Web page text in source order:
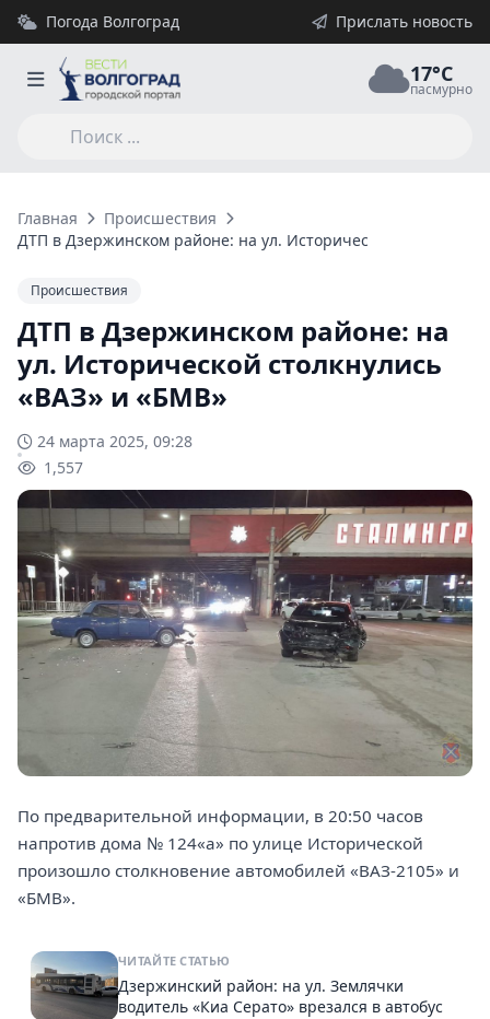
Погода Волгоград Прислать новость
17°C
пасмурно
Главная
Происшествия
ДТП в Дзержинском районе: на ул. Исторической
Происшествия
ДТП в Дзержинском районе: на
ул. Исторической столкнулись
«ВАЗ» и «БМВ»
24 марта 2025, 09:28
1,557
По предварительной информации, в 20:50 часов
напротив дома № 124«а» по улице Исторической
произошло столкновение автомобилей «ВАЗ-2105» и
«БМВ».
ЧИТАЙТЕ СТАТЬЮ
Дзержинский район: на ул. Землячки
водитель «Киа Серато» врезался в автобус